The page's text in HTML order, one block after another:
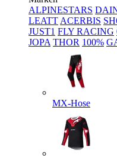
ALPINESTARS
LEATT ACERBIS
JUST1 FLY RACING
JOPA THOR 100%
MX-Hose